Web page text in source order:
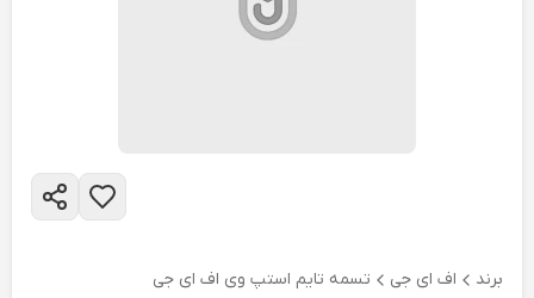
برند اف ای جی تسمه تایم استپ وی اف ای جی